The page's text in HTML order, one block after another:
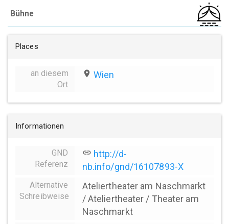
Bühne
Places
an diesem
Ort
place Wien
Informationen
GND
Referenz
link http://d-
nb.info/gnd/16107893-X
Alternative
Schreibweise
Ateliertheater am Naschmarkt
/ Ateliertheater / Theater am
Naschmarkt